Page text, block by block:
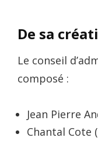
De sa
Le conseil
composé :
Jean Pierre
Chantal Cote